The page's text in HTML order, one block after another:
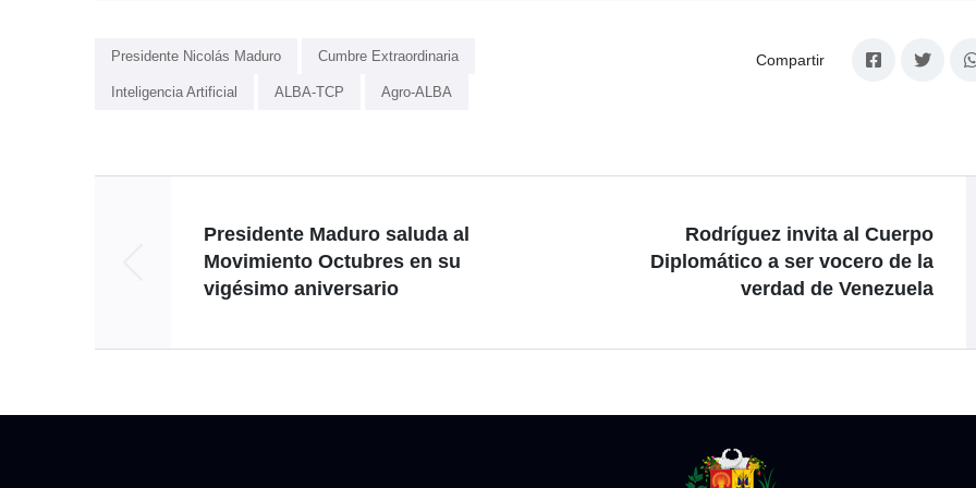
Presidente Nicolás Maduro Cumbre Extraordinaria
Inteligencia Artificial ALBA-TCP Agro-ALBA
Compartir
Presidente Maduro saluda al
Movimiento Octubres en su
vigésimo aniversario
Rodríguez invita al Cuerpo
Diplomático a ser vocero de la
verdad de Venezuela